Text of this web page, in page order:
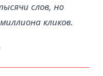
слов, но
кликов.